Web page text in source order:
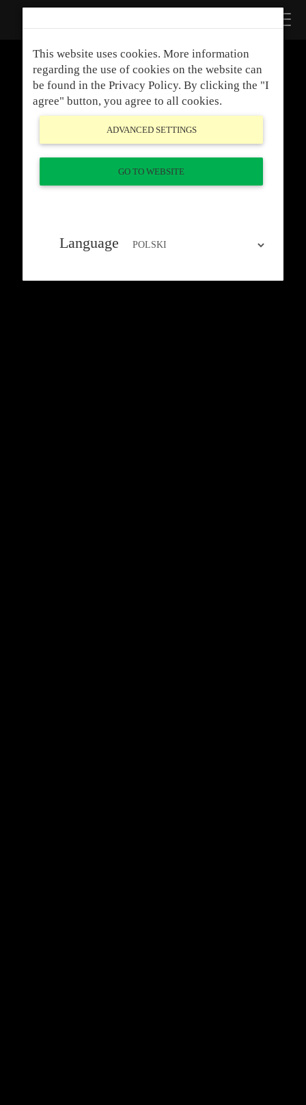
You current language: УКРАЇНСЬКA
You can change your language and region clickinghere.
This website uses cookies. More information
regarding the use of cookies on the website can
be found in the Privacy Policy. By clicking the "I
agree" button, you agree to all cookies.
ADVANCED SETTINGS
GO TO WEBSITE
Language